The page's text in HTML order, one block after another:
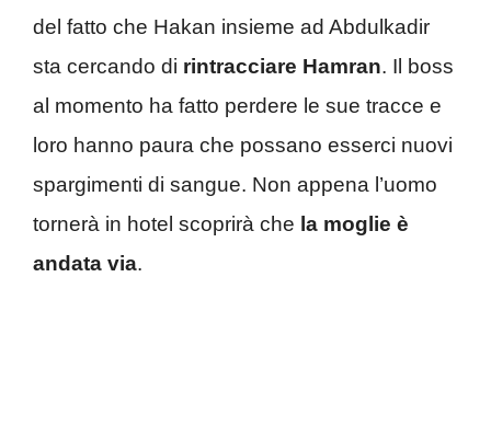
del fatto che Hakan insieme ad Abdulkadir
sta cercando di rintracciare Hamran. Il boss
al momento ha fatto perdere le sue tracce e
loro hanno paura che possano esserci nuovi
spargimenti di sangue. Non appena l’uomo
tornerà in hotel scoprirà che la moglie è
andata via.